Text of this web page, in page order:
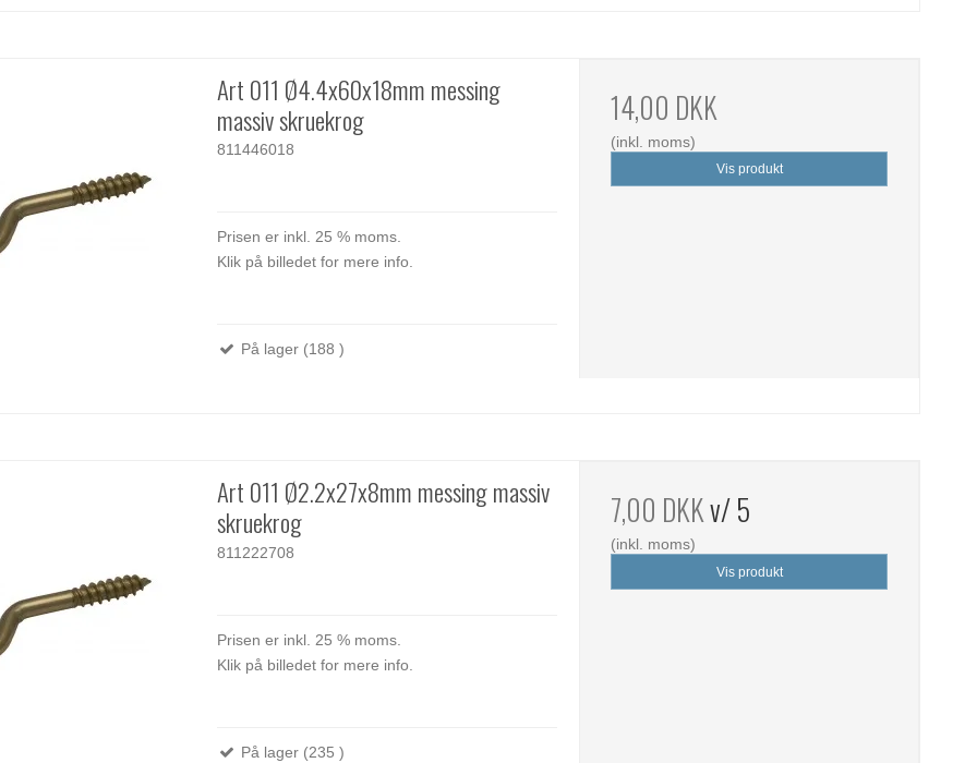
Art 011 Ø4.4x60x18mm messing
massiv skruekrog
811446018
Prisen er inkl. 25 % moms.
Klik på billedet for mere info.
På lager (188 )
14,00 DKK
(inkl. moms)
Vis produkt
Art 011 Ø2.2x27x8mm messing massiv
skruekrog
811222708
Prisen er inkl. 25 % moms.
Klik på billedet for mere info.
På lager (235 )
7,00 DKKv/ 5
(inkl. moms)
Vis produkt